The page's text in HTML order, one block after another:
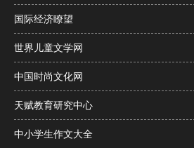
国际经济瞭望
世界儿童文学网
中国时尚文化网
天赋教育研究中心
中小学生作文大全